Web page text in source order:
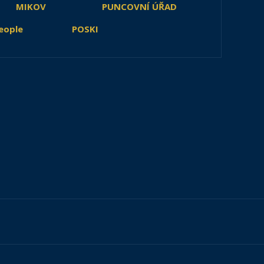
MIKOV
PUNCOVNÍ ÚŘAD
POSKI